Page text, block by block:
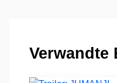
Verwandte